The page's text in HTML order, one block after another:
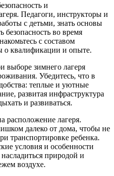
и
Педагоги, инструкторы и
с детьми, знать основы
во время
с составом
о квалификации и опыте.
зимнего лагеря
Убедитесь, что в
теплые и уютные
развитая инфраструктура
и развиваться.
расположение лагеря.
далеко от дома, чтобы не
транспортировке ребенка.
условия и особенности
природой и
воздухе.